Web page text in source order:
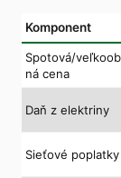
Komponent
Spotová/
ná cena
Daň z elektriny
Sieťové poplatky